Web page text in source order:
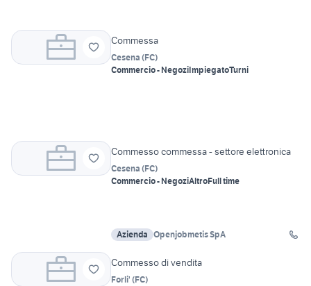
Commessa
Cesena (FC)
Commercio - NegoziImpiegatoTurni
Commesso commessa - settore elettronica
Cesena (FC)
Commercio - NegoziAltroFull time
Azienda Openjobmetis SpA
Commesso di vendita
Forli' (FC)